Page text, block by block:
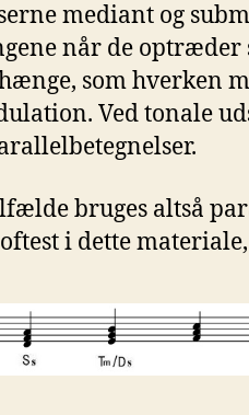
mediant og
når de optræder
som hverken
Ved tonale
bruges altså
i dette